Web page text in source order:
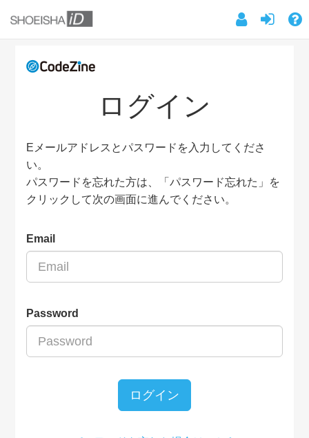
ログイン
Eメールアドレスとパスワードを入力してくださ
い。
パスワードを忘れた方は、「パスワード忘れた」を
クリックして次の画面に進んでください。
Email
Password
ログイン